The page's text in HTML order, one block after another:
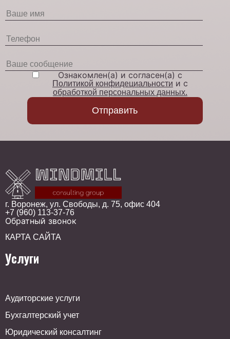
Ознакомлен(а) и согласен(а) с
Политикой конфидециальности и с
обработкой персональных данных.
г. Воронеж, ул. Свободы, д. 75, офис 404
+7 (960) 113-37-76
Обратный звонок
КАРТА САЙТА
Услуги
Аудиторские услуги
Бухгалтерский учет
Юридический консалтинг